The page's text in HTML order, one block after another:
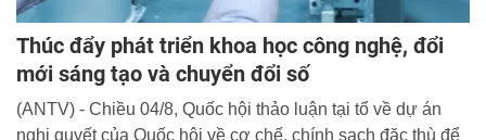
Thúc đẩy phát triển khoa học công nghệ, đổi
mới sáng tạo và chuyển đổi số
(ANTV) - Chiều 04/8, Quốc hội thảo luận tại tổ về dự án
nghị quyết của Quốc hội về cơ chế, chính sạch đặc thù để